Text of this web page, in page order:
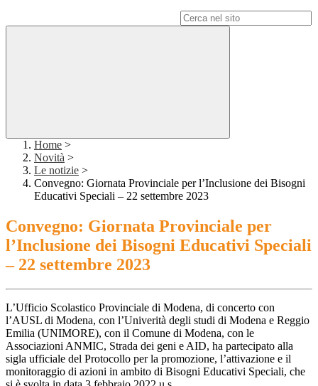
Home >
Novità >
Le notizie >
Convegno: Giornata Provinciale per l’Inclusione dei Bisogni
Educativi Speciali – 22 settembre 2023
Convegno: Giornata Provinciale per
l’Inclusione dei Bisogni Educativi Speciali
– 22 settembre 2023
L’Ufficio Scolastico Provinciale di Modena, di concerto con
l’AUSL di Modena, con l’Univerità degli studi di Modena e Reggio
Emilia (UNIMORE), con il Comune di Modena, con le
Associazioni ANMIC, Strada dei geni e AID, ha partecipato alla
sigla ufficiale del Protocollo per la promozione, l’attivazione e il
monitoraggio di azioni in ambito di Bisogni Educativi Speciali, che